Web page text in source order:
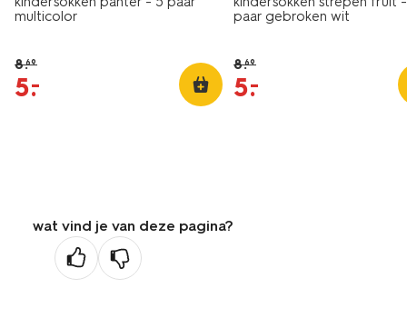
multicolor
8.69
5.
–
paar gebroken wit
8.69
5.
–
wat vind je van deze pagina?